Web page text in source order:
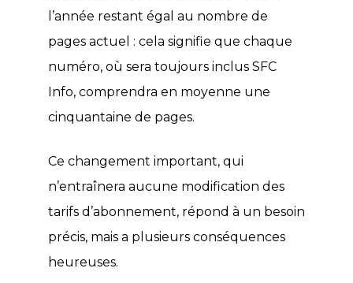
l’année restant égal au nombre de
pages actuel : cela signifie que chaque
numéro, où sera toujours inclus SFC
Info, comprendra en moyenne une
cinquantaine de pages.
Ce changement important, qui
n’entraînera aucune modification des
tarifs d’abonnement, répond à un besoin
précis, mais a plusieurs conséquences
heureuses.